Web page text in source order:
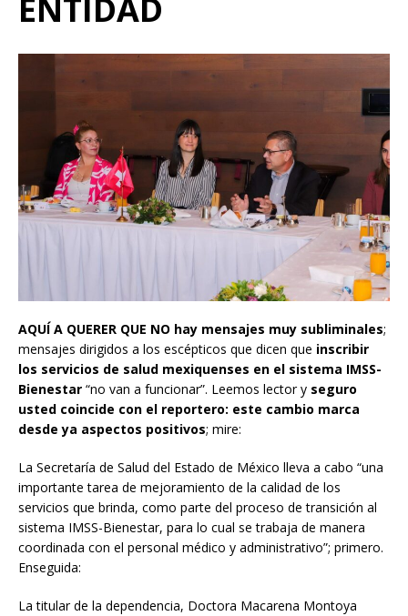
ENTIDAD
AQUÍ A QUERER QUE NO hay mensajes muy subliminales;
mensajes dirigidos a los escépticos que dicen que inscribir
los servicios de salud mexiquenses en el sistema IMSS-
Bienestar “no van a funcionar”. Leemos lector y seguro
usted coincide con el reportero: este cambio marca
desde ya aspectos positivos; mire:
La Secretaría de Salud del Estado de México lleva a cabo “una
importante tarea de mejoramiento de la calidad de los
servicios que brinda, como parte del proceso de transición al
sistema IMSS-Bienestar, para lo cual se trabaja de manera
coordinada con el personal médico y administrativo”; primero.
Enseguida:
La titular de la dependencia, Doctora Macarena Montoya